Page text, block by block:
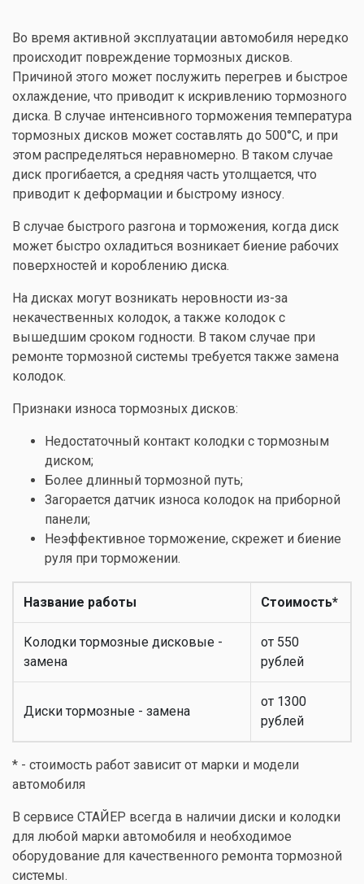
Во время активной эксплуатации автомобиля нередко
происходит повреждение тормозных дисков.
Причиной этого может послужить перегрев и быстрое
охлаждение, что приводит к искривлению тормозного
диска. В случае интенсивного торможения температура
тормозных дисков может составлять до 500°C, и при
этом распределяться неравномерно. В таком случае
диск прогибается, а средняя часть утолщается, что
приводит к деформации и быстрому износу.
В случае быстрого разгона и торможения, когда диск
может быстро охладиться возникает биение рабочих
поверхностей и короблению диска.
На дисках могут возникать неровности из-за
некачественных колодок, а также колодок с
вышедшим сроком годности. В таком случае при
ремонте тормозной системы требуется также замена
колодок.
Признаки износа тормозных дисков:
Недостаточный контакт колодки с тормозным
диском;
Более длинный тормозной путь;
Загорается датчик износа колодок на приборной
панели;
Неэффективное торможение, скрежет и биение
руля при торможении.
Название работы Стоимость*
Колодки тормозные дисковые -
замена
от 550
рублей
Диски тормозные - замена
от 1300
рублей
* - стоимость работ зависит от марки и модели
автомобиля
В сервисе СТАЙЕР всегда в наличии диски и колодки
для любой марки автомобиля и необходимое
оборудование для качественного ремонта тормозной
системы.